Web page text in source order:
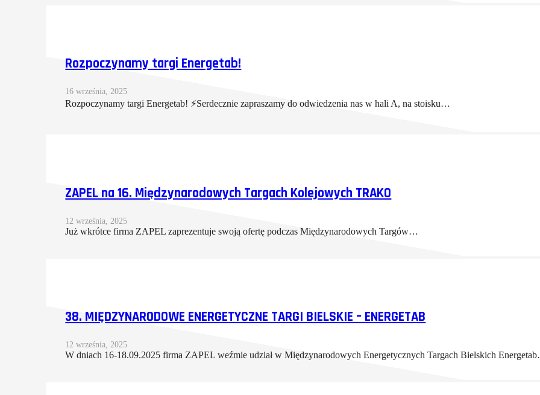
Rozpoczynamy targi Energetab!
16 września, 2025
Rozpoczynamy targi Energetab! ⚡Serdecznie zapraszamy do odwiedzenia nas w hali A, na stoisku…
ZAPEL na 16. Międzynarodowych Targach Kolejowych TRAKO
12 września, 2025
Już wkrótce firma ZAPEL zaprezentuje swoją ofertę podczas Międzynarodowych Targów…
38. MIĘDZYNARODOWE ENERGETYCZNE TARGI BIELSKIE – ENERGETAB
12 września, 2025
W dniach 16-18.09.2025 firma ZAPEL weźmie udział w Międzynarodowych Energetycznych Targach Bielskich